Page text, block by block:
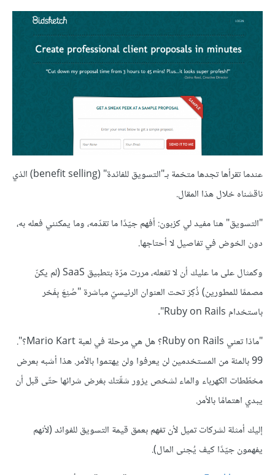
عندما تقرأها تجدها متخمة بـ"التسويق للفائدة" (benefit selling) الذي
ناقشناه خلال هذا المقال.
"التسويق" هنا مفيد لي كزبون: أفهم جيّدًا ما تقدّمه، وما يمكنني فعله به،
دون الخوض في تفاصيل لا أحتاجها.
وكمثال على ما عليك أن لا تفعله، مررت مرّة بتطبيق SaaS (لم يكنّ
مصممًا للمطورين) ذُكِرَ تحت العنوان الرئيسيّ مباشرة "صُنِعَ بِفَخر
باستخدام Ruby on Rails".
"ماذا تعني Ruby on Rails؟ هل هي مرحلة في لعبة Mario Kart؟".
99 بالمئة من المستخدمين لن يعرفوا ولن يهتموا بالأمر. هذا أشبه بعرض
مخطّطات الكهرباء والماء لشخص يزور شقّتك بغرض شرائها حتّى قبل أن
يبدي اهتمامًا بالأمر.
إليك أمثلة لشركات تميل لأن تفهم بعمق قيمة التسويق للفوائد (لأنهم
يفهمون جيّدًا كيف يُجنى المال).